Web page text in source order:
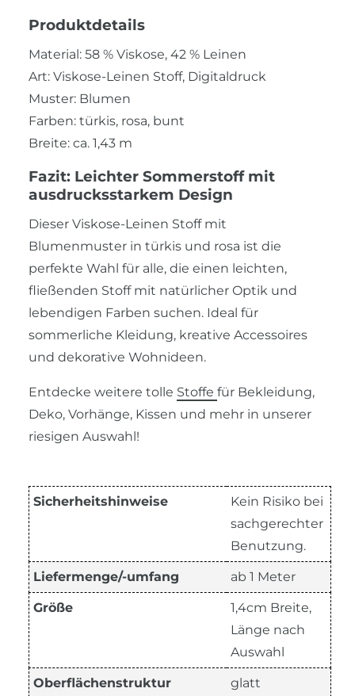
Produktdetails
Material: 58 % Viskose, 42 % Leinen
Art: Viskose-Leinen Stoff, Digitaldruck
Muster: Blumen
Farben: türkis, rosa, bunt
Breite: ca. 1,43 m
Fazit: Leichter Sommerstoff mit
ausdrucksstarkem Design
Dieser Viskose-Leinen Stoff mit
Blumenmuster in türkis und rosa ist die
perfekte Wahl für alle, die einen leichten,
fließenden Stoff mit natürlicher Optik und
lebendigen Farben suchen. Ideal für
sommerliche Kleidung, kreative Accessoires
und dekorative Wohnideen.
Entdecke weitere tolle Stoffe für Bekleidung,
Deko, Vorhänge, Kissen und mehr in unserer
riesigen Auswahl!
Sicherheitshinweise
Kein Risiko bei
sachgerechter
Benutzung.
Liefermenge/-umfang ab 1 Meter
Größe
1,4cm Breite,
Länge nach
Auswahl
Oberflächenstruktur
glatt